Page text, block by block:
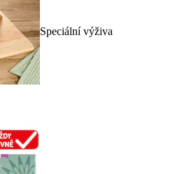
Speciální výživa